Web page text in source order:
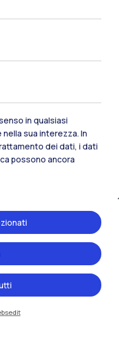
in qualsiasi
sua interezza. In
dei dati, i dati
possono ancora